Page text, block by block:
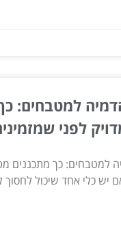
למטבחים:
לפני
למטבחים: כך מתכננים
יש כלי אחד שיכול